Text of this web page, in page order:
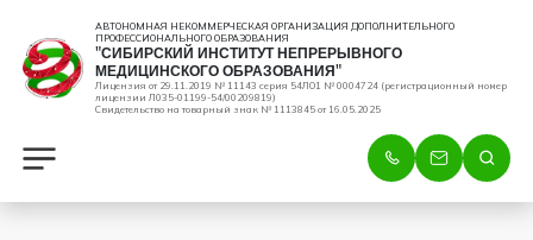
АВТОНОМНАЯ НЕКОММЕРЧЕСКАЯ ОРГАНИЗАЦИЯ ДОПОЛНИТЕЛЬНОГО
ПРОФЕССИОНАЛЬНОГО ОБРАЗОВАНИЯ
"СИБИРСКИЙ ИНСТИТУТ НЕПРЕРЫВНОГО
МЕДИЦИНСКОГО ОБРАЗОВАНИЯ"
Лицензия от 29.11.2019 № 11143 серия 54ЛО1 № 0004724 (регистрационный номер
лицензии Л035-01199-54/00209819)
Свидетельство на товарный знак № 1113845 от 16.05.2025